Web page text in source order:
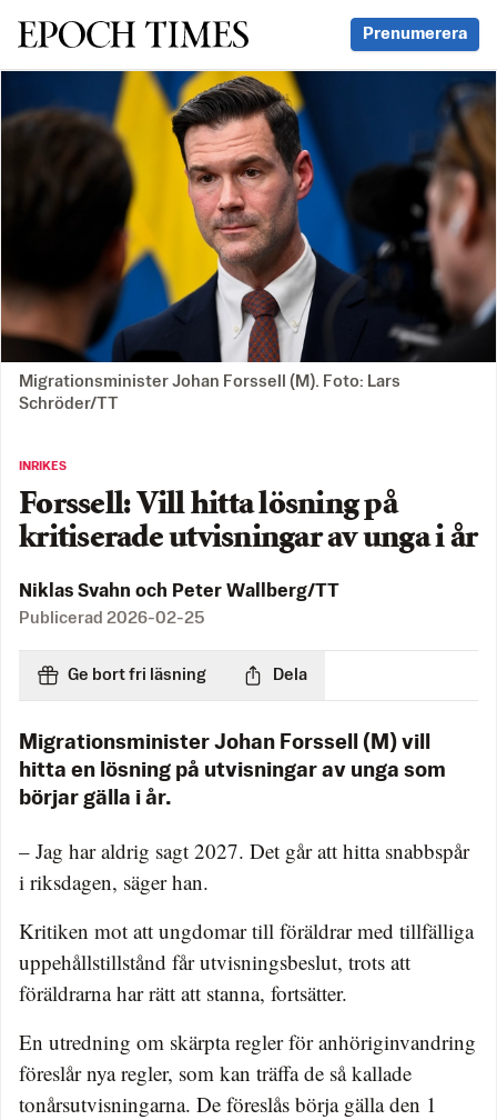
Svenska Epoch Times Prenumerera
Migrationsminister Johan Forssell (M). Foto: Lars
Schröder/TT
INRIKES
Forssell: Vill hitta lösning på
kritiserade utvisningar av unga i år
Niklas Svahn och Peter Wallberg/TT
Publicerad 2026-02-25
Ge bort fri läsning Dela
Migrationsminister Johan Forssell (M) vill
hitta en lösning på utvisningar av unga som
börjar gälla i år.
– Jag har aldrig sagt 2027. Det går att hitta snabbspår
i riksdagen, säger han.
Kritiken mot att ungdomar till föräldrar med tillfälliga
uppehållstillstånd får utvisningsbeslut, trots att
föräldrarna har rätt att stanna, fortsätter.
En utredning om skärpta regler för anhöriginvandring
föreslår nya regler, som kan träffa de så kallade
tonårsutvisningarna. De föreslås börja gälla den 1